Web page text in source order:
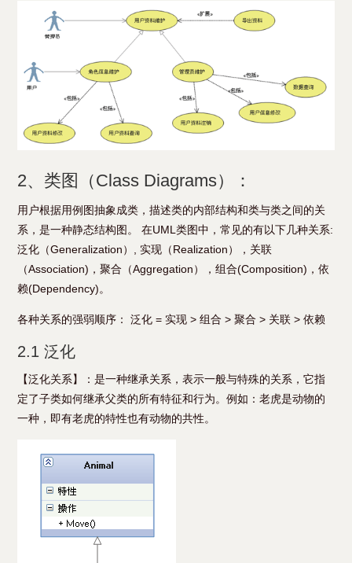
2、类图（Class Diagrams）：
用户根据用例图抽象成类，描述类的内部结构和类与类之间的关
系，是一种静态结构图。 在UML类图中，常见的有以下几种关系:
泛化（Generalization）, 实现（Realization），关联
（Association)，聚合（Aggregation），组合(Composition)，依
赖(Dependency)。
各种关系的强弱顺序： 泛化 = 实现 > 组合 > 聚合 > 关联 > 依赖
2.1 泛化
【泛化关系】：是一种继承关系，表示一般与特殊的关系，它指
定了子类如何继承父类的所有特征和行为。例如：老虎是动物的
一种，即有老虎的特性也有动物的共性。